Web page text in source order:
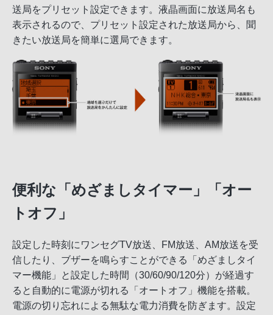
送局をプリセット設定できます。液晶画面に放送局名も
表示されるので、プリセット設定された放送局から、聞
きたい放送局を簡単に選局できます。
便利な「めざましタイマー」「オー
トオフ」
設定した時刻にワンセグTV放送、FM放送、AM放送を受
信したり、ブザーを鳴らすことができる「めざましタイ
マー機能」と設定した時間（30/60/90/120分）が経過す
ると自動的に電源が切れる「オートオフ」機能を搭載。
電源の切り忘れによる無駄な電力消費を防ぎます。設定